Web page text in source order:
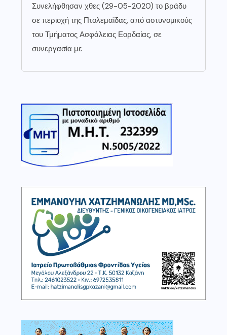
Συνελήφθησαν χθες (29-05-2020) το βράδυ
σε περιοχή της Πτολεμαΐδας, από αστυνομικούς
του Τμήματος Ασφάλειας Εορδαίας, σε
συνεργασία με